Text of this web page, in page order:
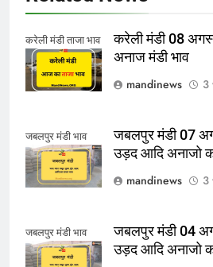
करेली मंडी ताजा भाव
करेली मंडी 08
अनाज मंडी भाव
mandinews
3
जबलपुर मंडी भाव
जबलपुर मंडी 07
उड़द आदि अनाजो
mandinews
3
जबलपुर मंडी भाव
जबलपुर मंडी 04
उड़द आदि अनाजो